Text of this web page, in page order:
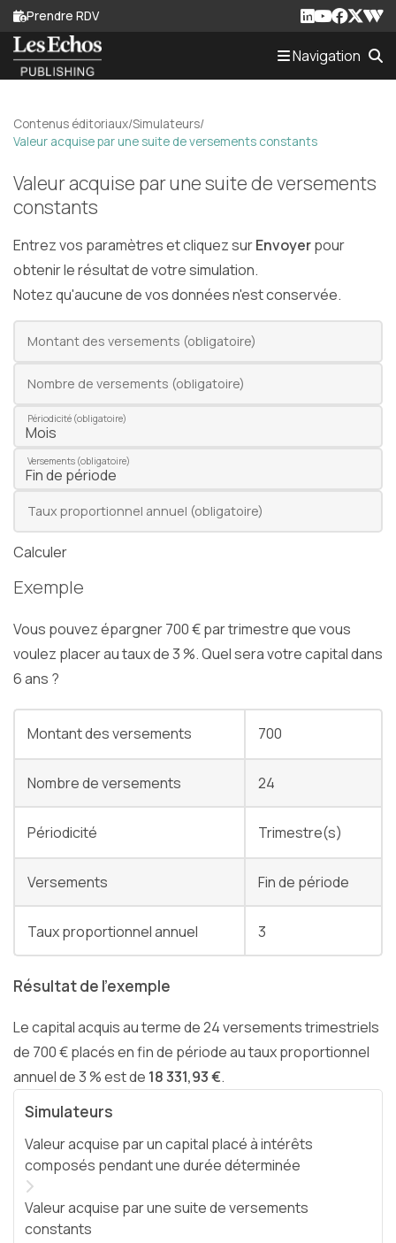
Prendre RDV
Navigation
French Business News
Actualités
CGP
Facturation électronique
Simulateurs
Contenus éditoriaux/Simulateurs/
Valeur acquise par une suite de versements constants
Valeur acquise par une suite de versements
constants
Entrez vos paramètres et cliquez surEnvoyerpour
obtenir le résultat de votre simulation.
Notez qu'aucune de vos données n'est conservée.
Montant des versements (obligatoire)
Nombre de versements (obligatoire)
Périodicité (obligatoire)
Versements (obligatoire)
Taux proportionnel annuel (obligatoire)
Calculer
Exemple
Vous pouvez épargner 700 € par trimestre que vous
voulez placer au taux de 3 %. Quel sera votre capital dans
6 ans ?
Montant des versements 700
Nombre de versements 24
Périodicité Trimestre(s)
Versements Fin de période
Taux proportionnel annuel 3
Résultat de l'exemple
Le capital acquis au terme de 24 versements trimestriels
de 700 € placés en fin de période au taux proportionnel
annuel de 3 % est de 18 331,93 €.
Simulateurs
Valeur acquise par un capital placé à intérêts
composés pendant une durée déterminée
Valeur acquise par une suite de versements
constants